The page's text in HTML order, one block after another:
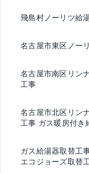
飛島村ノーリツ給
名古屋市東区ノー
名古屋市南区リン
工事
名古屋市北区リン
工事 ガス暖房付き
ガス給湯器取替工
エコジョーズ取替